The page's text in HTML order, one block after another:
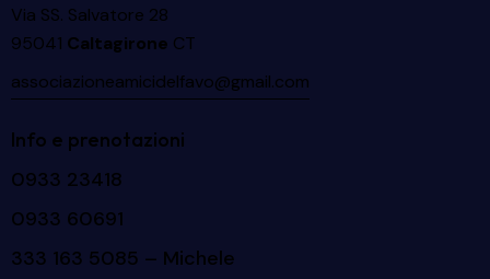
Via SS. Salvatore 28
95041 Caltagirone CT
associazioneamicidelfavo@gmail.com
Info e prenotazioni
0933 23418
0933 60691
333 163 5085 – Michele